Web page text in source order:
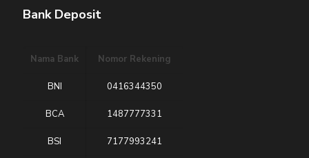
Bank Deposit
Nama Bank Nomor Rekening
BNI 0416344350
BCA 1487777331
BSI 7177993241